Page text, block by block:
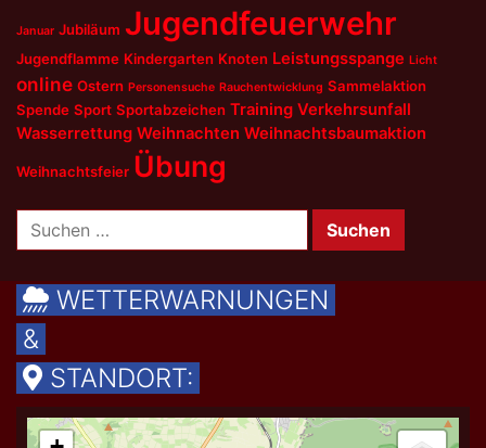
Januar Jubiläum Jugendfeuerwehr
Jugendflamme Kindergarten Knoten Leistungsspange Licht
online Ostern Personensuche Rauchentwicklung Sammelaktion
Spende Sport Sportabzeichen Training Verkehrsunfall
Wasserrettung Weihnachten Weihnachtsbaumaktion
Weihnachtsfeier Übung
nach:
WETTERWARNUNGEN
&
STANDORT: